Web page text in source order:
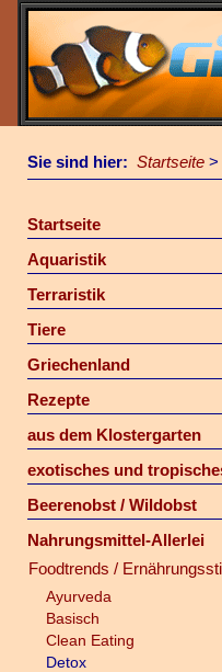
Sie sind hier: Startseite >
Startseite
Aquaristik
Terraristik
Tiere
Griechenland
Rezepte
aus dem Klostergarten
exotisches und
Beerenobst / Wildobst
Nahrungsmittel-Allerlei
Foodtrends /
Ayurveda
Basisch
Clean Eating
Detox